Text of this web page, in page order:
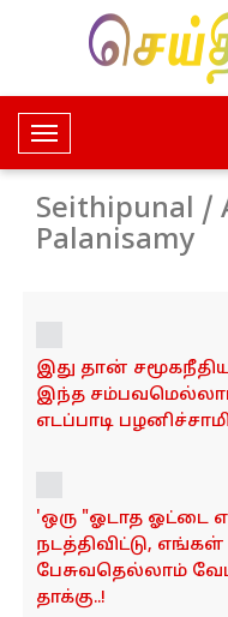
T
o
g
g
v
i
g
i
o
n
Seithipunal /
Palanisamy
இது தான்
இந்த சம்பவமெல்லாம்
எடப்பாடி
'ஒரு "ஓடாத ஓட்டை
நடத்திவிட்டு,
பேசுவதெல்லாம்
தாக்கு..!